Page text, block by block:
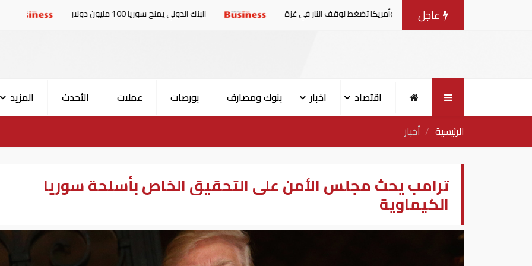
عاجل
مع إسرائيل.. وأمريكا تضغط لوقف النار في غزة البنك الدولي يمنح سوريا 100 مليون دولار الإمارات
اقتصاد اخبار بنوك ومصارف بورصات عملات الأحدث المزيد
الرئيسية
أخبار
ترامب يحث مجلس الأمن على التحقيق الخاص بأسلحة سوريا
الكيماوية